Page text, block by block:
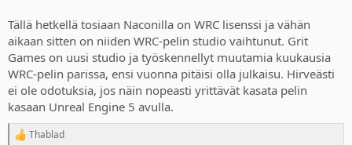
Tällä hetkellä tosiaan Naconilla on WRC lisenssi ja vähän
aikaan sitten on niiden WRC-pelin studio vaihtunut. Grit
Games on uusi studio ja työskennellyt muutamia kuukausia
WRC-pelin parissa, ensi vuonna pitäisi olla julkaisu. Hirveästi
ei ole odotuksia, jos näin nopeasti yrittävät kasata pelin
kasaan Unreal Engine 5 avulla.
R
Thablad